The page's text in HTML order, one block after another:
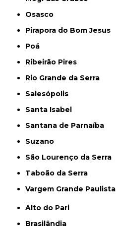
Osasco
Pirapora do Bom Jesus
Poá
Ribeirão Pires
Rio Grande da Serra
Salesópolis
Santa Isabel
Santana de Parnaíba
Suzano
São Lourenço da Serra
Taboão da Serra
Vargem Grande Paulista
Alto do Pari
Brasilândia